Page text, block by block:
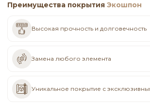
Преимущества покрытия Экошпон
Высокая прочность и долговечность
Замена любого элемента
Уникальное покрытие с